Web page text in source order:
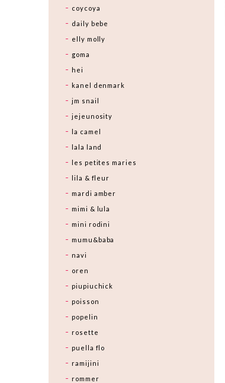
coycoya
daily bebe
elly molly
goma
hei
kanel denmark
jm snail
jejeunosity
la camel
lala land
les petites maries
lila & fleur
mardi amber
mimi & lula
mini rodini
mumu&baba
navi
oren
piupiuchick
poisson
popelin
rosette
puella flo
ramijini
rommer